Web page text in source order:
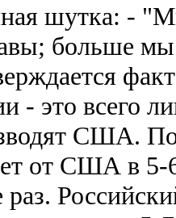
шутка: -
больше мы
- это всего
США. По
от США в 5-
раз.